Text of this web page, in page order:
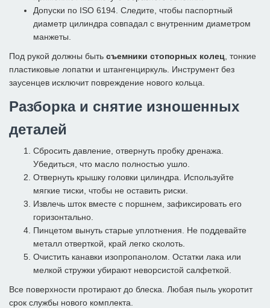
Допуски по ISO 6194. Следите, чтобы паспортный
диаметр цилиндра совпадал с внутренним диаметром
манжеты.
Под рукой должны быть съемники стопорных колец , тонкие
пластиковые лопатки и штангенциркуль. Инструмент без
заусенцев исключит повреждение нового кольца.
Разборка и снятие изношенных
деталей
Сбросить давление, отвернуть пробку дренажа.
Убедиться, что масло полностью ушло.
Отвернуть крышку головки цилиндра. Используйте
мягкие тиски, чтобы не оставить риски.
Извлечь шток вместе с поршнем, зафиксировать его
горизонтально.
Пинцетом вынуть старые уплотнения. Не поддевайте
металл отверткой, край легко сколоть.
Очистить канавки изопропанолом. Остатки лака или
мелкой стружки убирают неворсистой салфеткой.
Все поверхности протирают до блеска. Любая пыль укоротит
срок службы нового комплекта.